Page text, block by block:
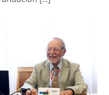
solteras
en
situación
de